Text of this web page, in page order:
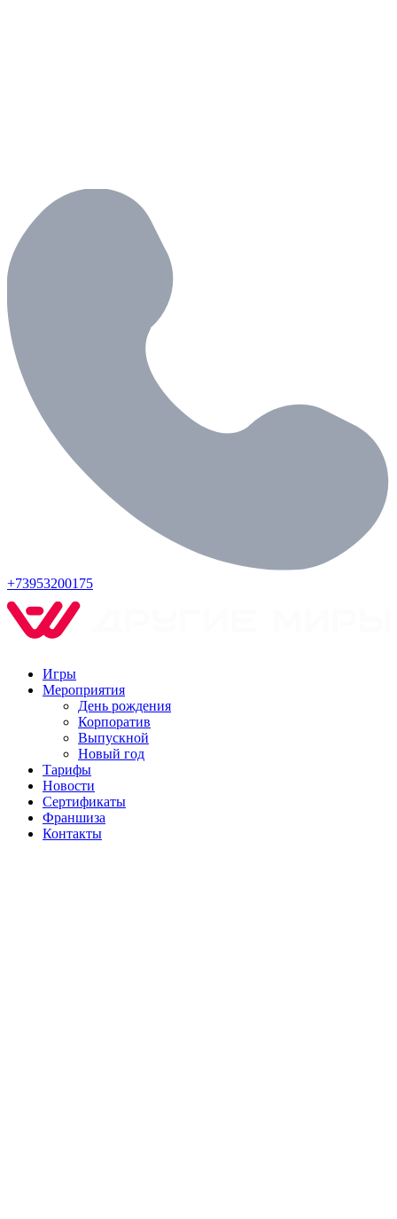
+73953200175
Игры
Мероприятия
День рождения
Корпоратив
Выпускной
Новый год
Тарифы
Новости
Сертификаты
Франшиза
Контакты